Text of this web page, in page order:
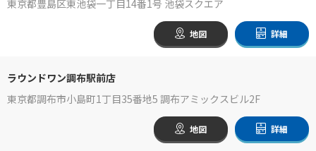
東京都豊島区東池袋一丁目14番1号 池袋スクエア
地図 詳細
ラウンドワン調布駅前店
東京都調布市小島町1丁目35番地5 調布アミックスビル2F
地図 詳細